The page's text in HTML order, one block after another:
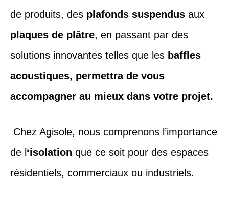
de produits, des plafonds suspendus aux
plaques de plâtre, en passant par des
solutions innovantes telles que les baffles
acoustiques, permettra de vous
accompagner au mieux dans votre projet.
Chez Agisole, nous comprenons l’importance
de l ‘isolation que ce soit pour des espaces
résidentiels, commerciaux ou industriels.